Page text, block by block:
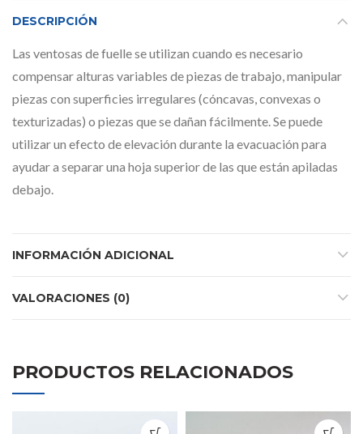
DESCRIPCIÓN
Las ventosas de fuelle se utilizan cuando es necesario
compensar alturas variables de piezas de trabajo, manipular
piezas con superficies irregulares (cóncavas, convexas o
texturizadas) o piezas que se dañan fácilmente. Se puede
utilizar un efecto de elevación durante la evacuación para
ayudar a separar una hoja superior de las que están apiladas
debajo.
INFORMACIÓN ADICIONAL
VALORACIONES (0)
PRODUCTOS RELACIONADOS